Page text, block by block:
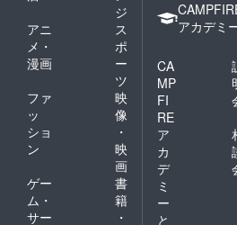
ジ
アニ
メ・
漫画
ス
ポ
ー
ツ
ファ
ッ
ショ
ン
映
像
・
映
画
ゲー
ム・
サー
書
籍
・
アカデミ
CA
MP
FI
RE
ア
カ
デ
ミ
ー
と